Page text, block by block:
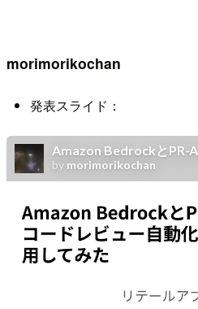
morimorikochan
発表スライド：